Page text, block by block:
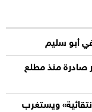
في أبو سليم
ألف جواز سفر صادرة منذ مطلع
ويستغرب